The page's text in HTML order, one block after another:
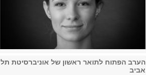
הערב הפתוח לתואר ראשון של אוניברסיטת תל
אביב